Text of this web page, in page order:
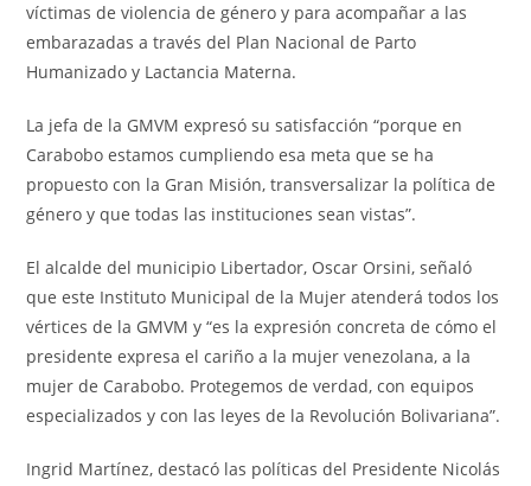
víctimas de violencia de género y para acompañar a las
embarazadas a través del Plan Nacional de Parto
Humanizado y Lactancia Materna.
La jefa de la GMVM expresó su satisfacción “porque en
Carabobo estamos cumpliendo esa meta que se ha
propuesto con la Gran Misión, transversalizar la política de
género y que todas las instituciones sean vistas”.
El alcalde del municipio Libertador, Oscar Orsini, señaló
que este Instituto Municipal de la Mujer atenderá todos los
vértices de la GMVM y “es la expresión concreta de cómo el
presidente expresa el cariño a la mujer venezolana, a la
mujer de Carabobo. Protegemos de verdad, con equipos
especializados y con las leyes de la Revolución Bolivariana”.
Ingrid Martínez, destacó las políticas del Presidente Nicolás